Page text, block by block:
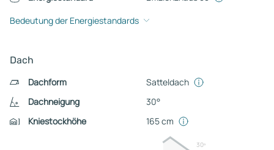
Bedeutung der Energiestandards
Dach
Dachform
Satteldach
Dachneigung
30°
Kniestockhöhe
165 cm
30º